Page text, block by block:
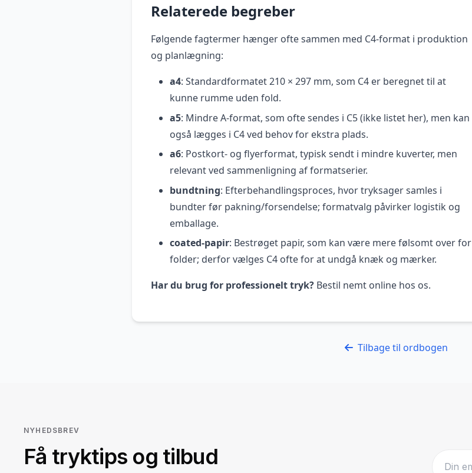
Relaterede begreber
Følgende fagtermer hænger ofte sammen med C4-format i produktion
og planlægning:
a4: Standardformatet 210 × 297 mm, som C4 er beregnet til at
kunne rumme uden fold.
a5: Mindre A-format, som ofte sendes i C5 (ikke listet her), men kan
også lægges i C4 ved behov for ekstra plads.
a6: Postkort- og flyerformat, typisk sendt i mindre kuverter, men
relevant ved sammenligning af formatserier.
bundtning: Efterbehandlingsproces, hvor tryksager samles i
bundter før pakning/forsendelse; formatvalg påvirker logistik og
emballage.
coated-papir: Bestrøget papir, som kan være mere følsomt over for
folder; derfor vælges C4 ofte for at undgå knæk og mærker.
Har du brug for professionelt tryk? Bestil nemt online hos os.
Tilbage til ordbogen
NYHEDSBREV
Få tryktips og tilbud